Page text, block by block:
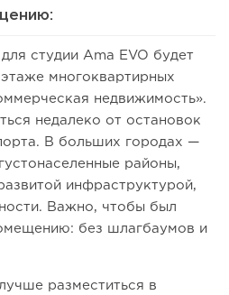
8 1
студии Ama EVO будет
многоквартирных
недвижимость».
недалеко от остановок
В больших городах —
районы,
инфраструктурой,
Важно, чтобы был
без шлагбаумов и
разместиться в